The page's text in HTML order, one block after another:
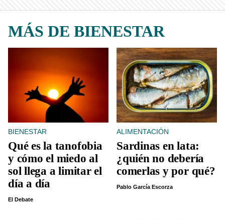
MÁS DE BIENESTAR
BIENESTAR
Qué es la tanofobia
y cómo el miedo al
sol llega a limitar el
día a día
El Debate
ALIMENTACIÓN
Sardinas en lata:
¿quién no debería
comerlas y por qué?
Pablo García Escorza